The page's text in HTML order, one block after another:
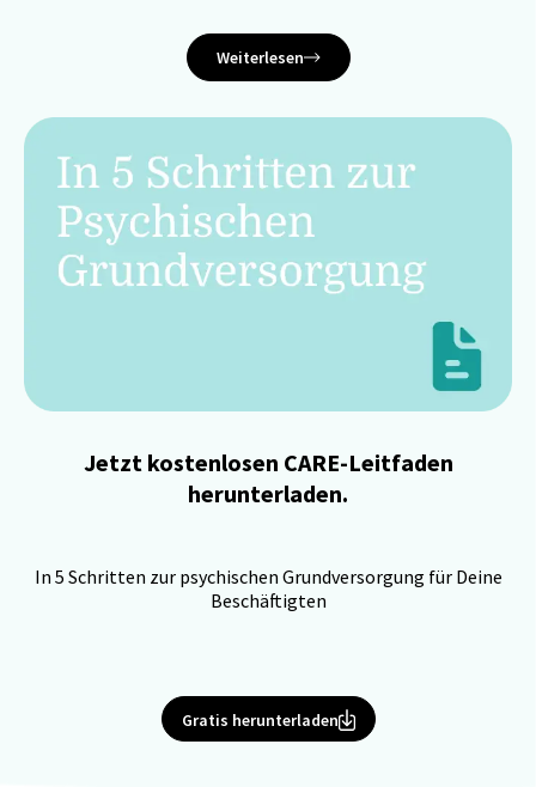
Weiterlesen
Jetzt kostenlosen CARE-Leitfaden
herunterladen.
In 5 Schritten zur psychischen Grundversorgung für Deine
Beschäftigten
Gratis herunterladen